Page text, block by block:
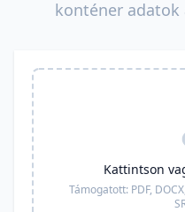
konténer
Kattintson
Támogatott: PDF,